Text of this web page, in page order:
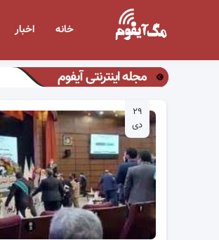
خانه اخبار
مجله اینترنتی آیفوم
۲۹
دی